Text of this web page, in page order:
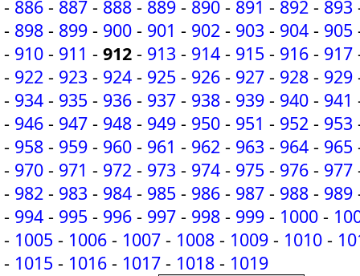
- 886 - 887 - 888 - 889 - 890 - 891 - 892 - 893
- 898 - 899 - 900 - 901 - 902 - 903 - 904 - 905
- 910 - 911 - 912 - 913 - 914 - 915 - 916 - 917
- 922 - 923 - 924 - 925 - 926 - 927 - 928 - 929
- 934 - 935 - 936 - 937 - 938 - 939 - 940 - 941
- 946 - 947 - 948 - 949 - 950 - 951 - 952 - 953
- 958 - 959 - 960 - 961 - 962 - 963 - 964 - 965
- 970 - 971 - 972 - 973 - 974 - 975 - 976 - 977
- 982 - 983 - 984 - 985 - 986 - 987 - 988 - 989
- 994 - 995 - 996 - 997 - 998 - 999 - 1000 -
- 1005 - 1006 - 1007 - 1008 - 1009 - 1010 -
- 1015 - 1016 - 1017 - 1018 - 1019